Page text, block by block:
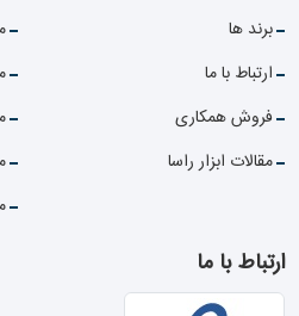
برند ها
ارتباط با ما
فروش همکاری
مقالات ابزار راسا
ارتباط با ما